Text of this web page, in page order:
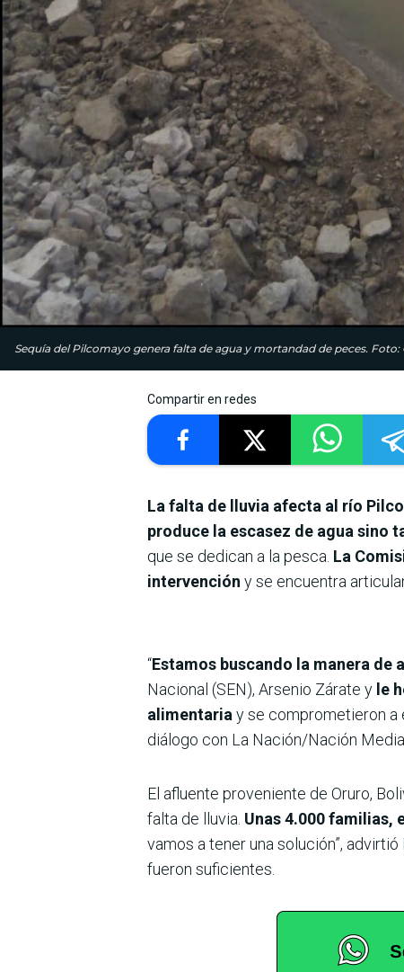
Sequía del Pilcomayo genera falta de agua y mortandad de peces. Foto:
Compartir en redes
La falta de lluvia afecta al río
produce la escasez de agua sino
que se dedican a la pesca. La
intervención y se encuentra
“Estamos buscando la manera de
Nacional (SEN), Arsenio Zárate y le
alimentaria y se comprometieron a
diálogo con La Nación/Nación Media.
El afluente proveniente de Oruro,
falta de lluvia. Unas 4.000 familias,
vamos a tener una solución”,
fueron suficientes.